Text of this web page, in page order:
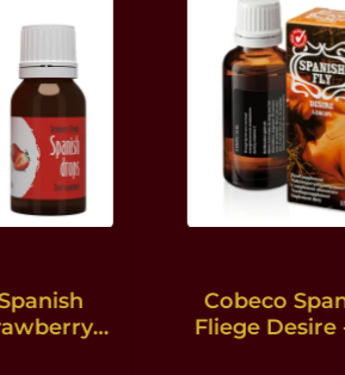
Cobeco
Fliege Desire